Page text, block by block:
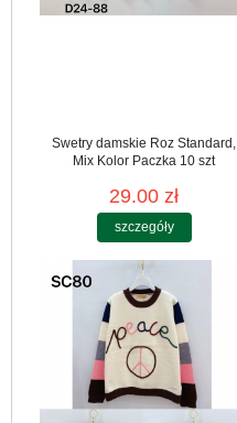
Swetry damskie Roz Standard,
Mix Kolor Paczka 10 szt
29.00 zł
szczegóły